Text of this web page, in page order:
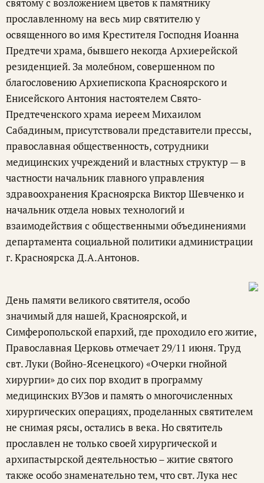
прославленному на весь мир святителю у
освященного во имя Крестителя Господня Иоанна
Предтечи храма, бывшего некогда Архиерейской
резиденцией. За молебном, совершенном по
благословению Архиепископа Красноярского и
Енисейского Антония настоятелем Свято-
Предтеченского храма иереем Михаилом
Сабадиным, присутствовали представители прессы,
православная общественность, сотрудники
медицинских учреждений и властных структур — в
частности начальник главного управления
здравоохранения Красноярска Виктор Шевченко и
начальник отдела новых технологий и
взаимодействия с общественными объединениями
департамента социальной политики администрации
г. Красноярска Д.А.Антонов.
День памяти великого святителя, особо
значимый для нашей, Красноярской, и
Симферопольской епархий, где проходило его житие,
Православная Церковь отмечает 29/11 июня. Труд
свт. Луки (Войно-Ясенецкого) «Очерки гнойной
хирургии» до сих пор входит в программу
медицинских ВУЗов и память о многочисленных
хирургических операциях, проделанных святителем
не снимая рясы, остались в века. Но святитель
прославлен не только своей хирургической и
архипастырской деятельностью – житие святого
также особо знаменательно тем, что свт. Лука нес